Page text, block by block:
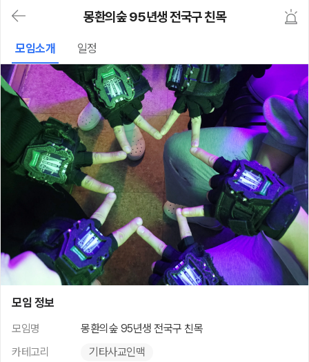
(메
인,
모
로
가
몽환의숲 95년생 전국구 친목
모임소개 일정
모임 정보
모임명
몽환의숲 95년생 전국구 친목
카테고리
기타사교인맥